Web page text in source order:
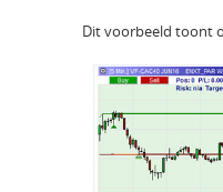
Dit voorbeeld toont